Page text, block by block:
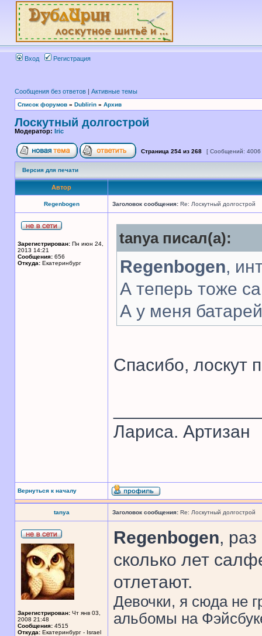
Вход Регистрация
Сообщения без ответов | Активные темы
Список форумов » Dublirin » Архив
Лоскутный долгострой
Модератор: Iric
Страница 254 из 268 [ Сообщений:
Версия для печати
Автор
Regenbogen Заголовок сообщения: Re: Лоскутный долгострой
Зарегистрирован: Пн июн 24,
2013 14:21
Сообщения: 656
Откуда: Екатеринбург
tanya писал(а):
Regenbogen,
А теперь тоже
А у меня
Спасибо, лоскут
Лариса. Артизан
Вернуться к началу
tanya Заголовок сообщения: Re: Лоскутный долгострой
Зарегистрирован: Чт янв 03,
2008 21:48
Сообщения: 4515
Откуда: Екатеринбург - Israel
Regenbogen,
сколько лет
отлетают.
Девочки, я сюда не
альбомы на